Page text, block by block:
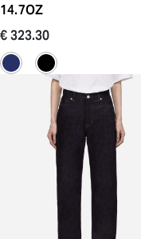
14.7OZ
€ 323.30